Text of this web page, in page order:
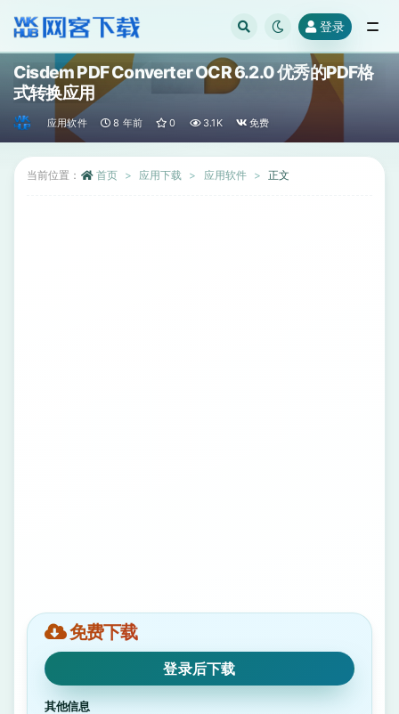
登录
Cisdem PDF Converter OCR 6.2.0 优秀的PDF格
式转换应用
应用软件 8 年前 0 3.1K 免费
当前位置： 首页 应用下载 应用软件 正文
免费下载
登录后下载
其他信息
全部